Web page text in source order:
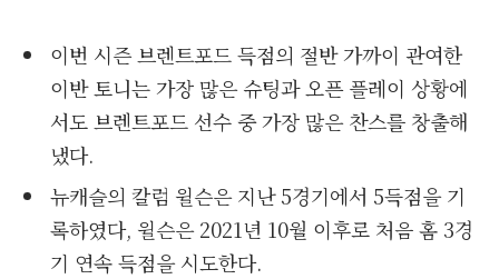
이번 시즌 브렌트포드 득점의 절반 가까이 관여한
이반 토니는 가장 많은 슈팅과 오픈 플레이 상황에
서도 브렌트포드 선수 중 가장 많은 찬스를 창출해
냈다.
뉴캐슬의 칼럼 윌슨은 지난 5경기에서 5득점을 기
록하였다, 윌슨은 2021년 10월 이후로 처음 홈 3경
기 연속 득점을 시도한다.